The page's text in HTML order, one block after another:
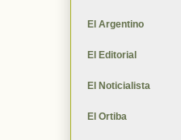
El Argentino
El Editorial
El Noticialista
El Ortiba